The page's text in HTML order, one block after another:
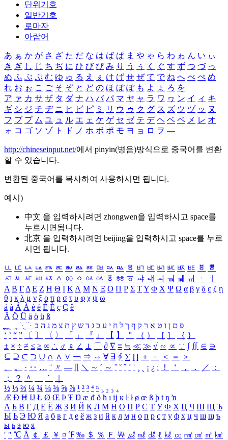
단위기호
일반기호
로마자
아랍어
あ ぁ か が さ ざ た だ な は ば ぱ ま や ゃ ら わ ゎ ん い ぃ
き ぎ し じ ち ぢ に ひ び ぴ み り う ぅ く ぐ す ず つ づ っ
ぬ ふ ぶ ぷ む ゆ ゅ る え ぇ け げ せ ぜ て で ね へ べ ぺ め
れ お ぉ こ ご そ ぞ と ど の ほ ぼ ぽ も よ ょ ろ を
ア ァ カ サ ザ タ ダ ナ ハ バ パ マ ヤ ャ ラ ワ ヮ ン イ ィ キ
ギ シ ジ チ ヂ ニ ヒ ビ ピ ミ リ ウ ゥ ク グ ス ズ ツ ヅ ッ ヌ
フ ブ プ ム ユ ュ ル エ ェ ケ ゲ セ ゼ テ デ ヘ ベ ペ メ レ オ
ォ コ ゴ ソ ゾ ト ド ノ ホ ボ ポ モ ヨ ョ ロ ヲ ―
http://chineseinput.net/에서 pinyin(병음)방식으로 중국어를 변환
할 수 있습니다.
변환된 중국어를 복사하여 사용하시면 됩니다.
예시)
中文 을 입력하시려면 zhongwen을 입력하시고 space를
누르시면됩니다.
北京 을 입력하시려면 beijing을 입력하시고 space를 누르
시면 됩니다.
ㅥ ㅦ ㅧ ㅨ ㅩ ㅪ ㅫ ㅬ ㅭ ㅮ ㅯ ㅰ ㅱ ㅲ ㅳ ㅴ ㅵ ㅶ ㅷ ㅸ
ㅹ
ㅺ ㅻ ㅼ ㅽ ㅾ ㅿ ㆀ ㆁ ㆂ ㆃ ㆄ ㆅ ㆆ ㆇ ㆈ ㆉ ㆊ ㆋ ㆌ ㆍ
ㆎ
Α Β ΓΔ Ε Ζ Η Θ Ι ΚΛ Μ Ν Ξ Ο Π Ρ Σ ΤΥ Φ Χ Ψ Ω α β γ δ ε ζ η
θ ι κ λ μ ν ξ ο π ρ σ τ υ φ χ ψ ω
á à Á À é è É È ç Ç ê
Ä Ö Ü ä ö ü ß
ִֶֹ ֻּ ׁׂ פ ם ן ו ט א ר ק ף ך ל ח י ע כ ג ד ש ץ ת צ מ נ ה ב
‘ ’ “ ” 〔 〕 〈 〉 「 」 『 』 【 】 ＂ （ ） ［ ］ ｛ ｝
± × ÷ ≠ ≤ ≥ ∞ ∴ ♂ ♀ ∠ ⊥ ⌒ ∂ ∇ ≡ ≒ ≪ ≫ √ ∽ ∝ ∵ ∫ ∬ ∈ ∋
⊆ ⊇ ⊂ ⊃ ∪ ∩ ∧ ∨ ￢ ⇒ ⇔ ∀ ∃ ∮ ∑ ∏ ＋ － ＜ ＝
＞
、
。 · ‥ … ¨ 〃 ― ＼ ∼ ´ ～ ˇ ˘ ˝ ˚ ˙ ¸ ¡ ¿ ː ！ ＇ ， ． ／
：
；
？ ＾ ｀
½ ⅓ ⅔ ¼ ¾ ⅛ ⅜ ⅝ ⅞ ¹ ² ³ ⁴ ⁿ ₁ ₂ ₃ ₄
Æ Ð Ħ Ĳ Ł Ø Œ Þ Ŧ Ŋ æ đ ð ħ ı ĳ ĸ ŀ ł ø œ ß þ ŧ ŋ ŉ
А Б В Г Д Е Ё Ж З И Й К Л М Н О П Р С Т У Ф Х Ц Ч Ш Щ Ъ
Ы Ь Э Ю Я а б в г д е ё ж з и й к л м н о п р с т у ф х ц ч ш щ ъ
ы ь э ю я
′ ″ ℃ Å ￠ ￡ ￥ ¤ ℉ ‰ ＄ ％ Ｆ ￦ ㎕ ㎖ ㎗ ℓ ㎘ ㏄ ㎣ ㎤ ㎥ ㎦